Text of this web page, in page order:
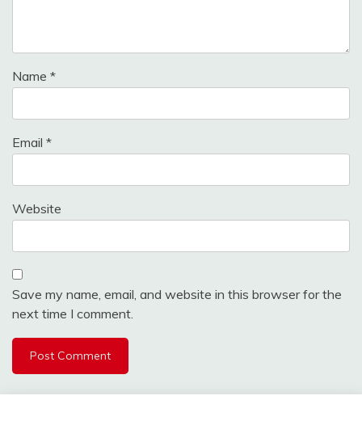
Name *
Email *
Website
Save my name, email, and website in this browser for the
next time I comment.